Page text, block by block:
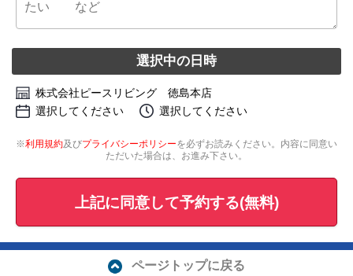
選択中の日時
株式会社ピースリビング 徳島本店
選択してください
選択してください
※利用規約及びプライバシーポリシーを必ずお読みください。内容に同意い
ただいた場合は、お進み下さい。
上記に同意して予約する(無料)
ページトップに戻る